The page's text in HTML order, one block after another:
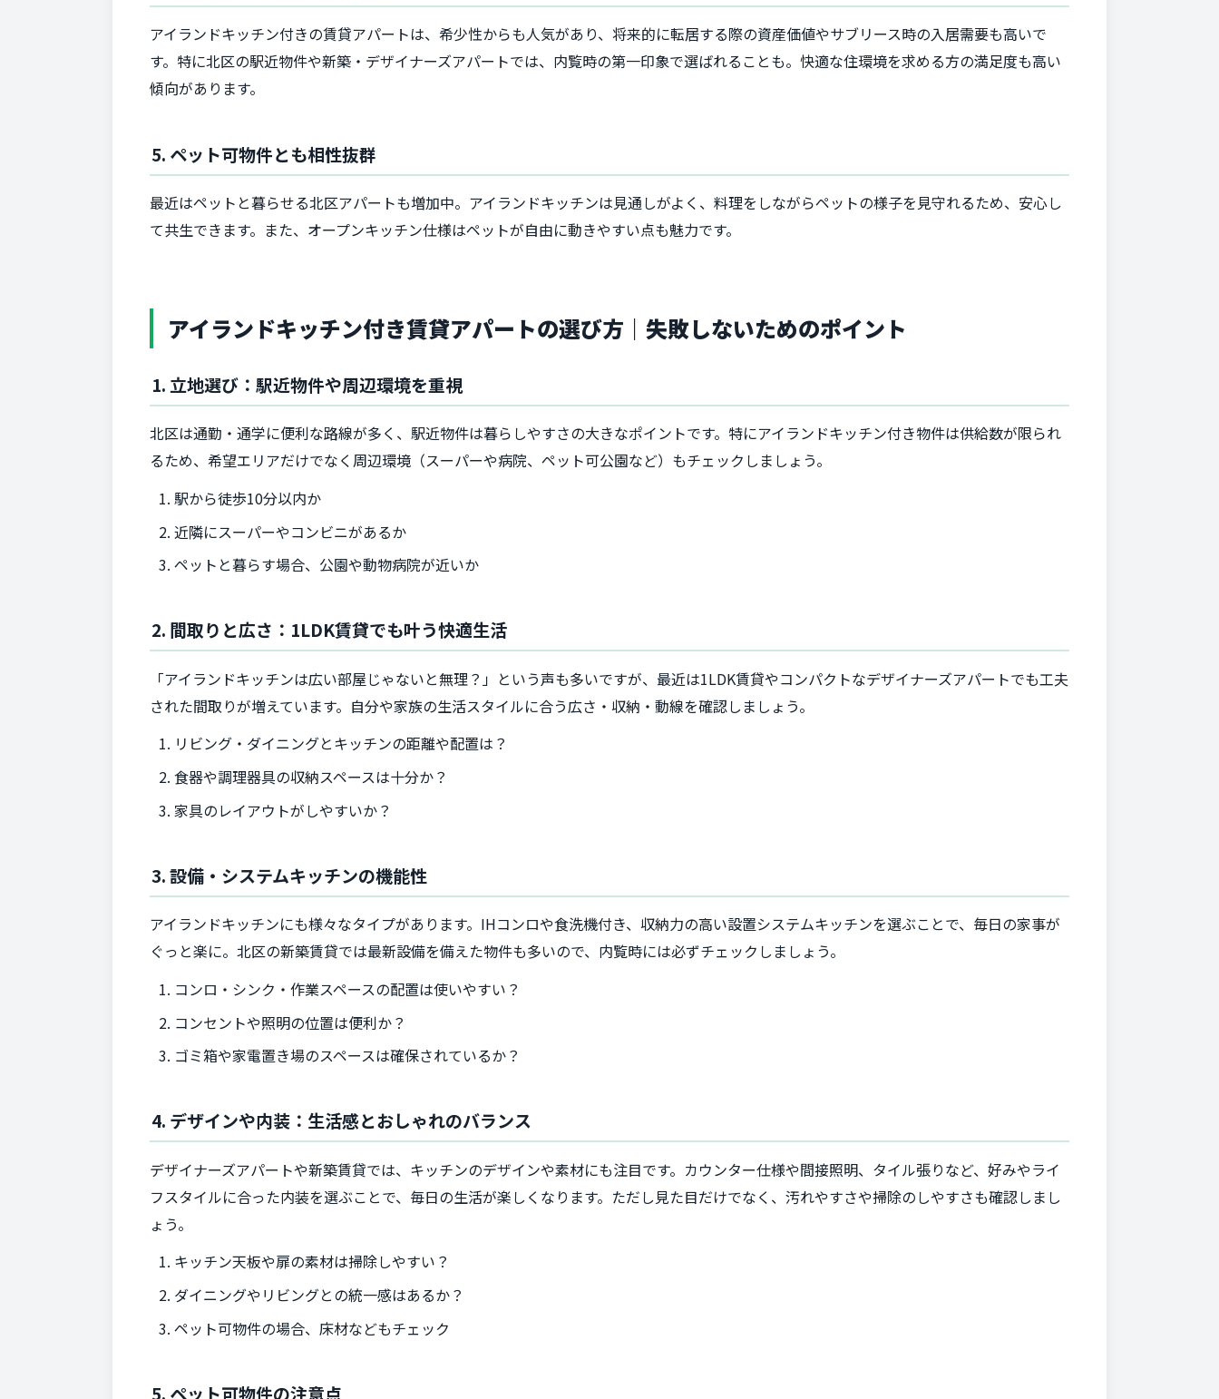
アイランドキッチン付きの賃貸アパートは、希少性からも人気があり、将来的に転居する際の資産価値やサブリース時の入居需要も高いで
す。特に北区の駅近物件や新築・デザイナーズアパートでは、内覧時の第一印象で選ばれることも。快適な住環境を求める方の満足度も高い
傾向があります。
5. ペット可物件とも相性抜群
最近はペットと暮らせる北区アパートも増加中。アイランドキッチンは見通しがよく、料理をしながらペットの様子を見守れるため、安心し
て共生できます。また、オープンキッチン仕様はペットが自由に動きやすい点も魅力です。
アイランドキッチン付き賃貸アパートの選び方｜失敗しないためのポイント
1. 立地選び：駅近物件や周辺環境を重視
北区は通勤・通学に便利な路線が多く、駅近物件は暮らしやすさの大きなポイントです。特にアイランドキッチン付き物件は供給数が限られ
るため、希望エリアだけでなく周辺環境（スーパーや病院、ペット可公園など）もチェックしましょう。
駅から徒歩10分以内か
近隣にスーパーやコンビニがあるか
ペットと暮らす場合、公園や動物病院が近いか
2. 間取りと広さ：1LDK賃貸でも叶う快適生活
「アイランドキッチンは広い部屋じゃないと無理？」という声も多いですが、最近は1LDK賃貸やコンパクトなデザイナーズアパートでも工夫
された間取りが増えています。自分や家族の生活スタイルに合う広さ・収納・動線を確認しましょう。
リビング・ダイニングとキッチンの距離や配置は？
食器や調理器具の収納スペースは十分か？
家具のレイアウトがしやすいか？
3. 設備・システムキッチンの機能性
アイランドキッチンにも様々なタイプがあります。IHコンロや食洗機付き、収納力の高い設置システムキッチンを選ぶことで、毎日の家事が
ぐっと楽に。北区の新築賃貸では最新設備を備えた物件も多いので、内覧時には必ずチェックしましょう。
コンロ・シンク・作業スペースの配置は使いやすい？
コンセントや照明の位置は便利か？
ゴミ箱や家電置き場のスペースは確保されているか？
4. デザインや内装：生活感とおしゃれのバランス
デザイナーズアパートや新築賃貸では、キッチンのデザインや素材にも注目です。カウンター仕様や間接照明、タイル張りなど、好みやライ
フスタイルに合った内装を選ぶことで、毎日の生活が楽しくなります。ただし見た目だけでなく、汚れやすさや掃除のしやすさも確認しまし
ょう。
キッチン天板や扉の素材は掃除しやすい？
ダイニングやリビングとの統一感はあるか？
ペット可物件の場合、床材などもチェック
5. ペット可物件の注意点